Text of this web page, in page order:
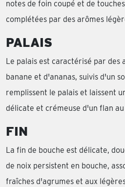
notes de foin coupé et de
complétées par des arômes
PALAIS
Le palais est caractérisé par des
banane et d'ananas, suivis d'un
remplissent le palais et laissent
délicate et crémeuse d'un flan
FIN
La fin de bouche est délicate,
de noix persistent en bouche,
fraîches d'agrumes et aux